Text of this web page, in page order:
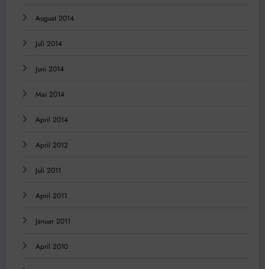
August 2014
Juli 2014
Juni 2014
Mai 2014
April 2014
April 2012
Juli 2011
April 2011
Januar 2011
April 2010